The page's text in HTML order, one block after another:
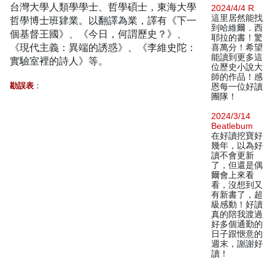
台灣大學人類學學士、哲學碩士，東海大學
哲學博士班肄業。以翻譯為業，譯有《下一
個基督王國》、《今日，何謂歷史？》、
《現代主義：異端的誘惑》、《李維史陀：
實驗室裡的詩人》等。
勘誤表 ：
2024/4/4 R
這里居然能找
到哈維爾．西
耶拉的書！驚
喜萬分！希望
能讀到更多這
位歷史小說大
師的作品！感
恩每一位好讀
團隊！
2024/3/14
Beatlebum
在好讀挖寶好
幾年，以為好
讀不會更新
了，但還是偶
爾會上來看
看，沒想到又
有新書了，超
級感動！好讀
真的陪我渡過
好多個通勤的
日子跟愜意的
週末，謝謝好
讀！